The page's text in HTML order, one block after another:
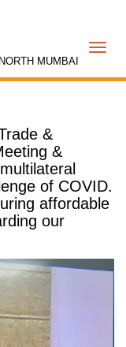
MUMBAI
&
&
of COVID.
affordable
our